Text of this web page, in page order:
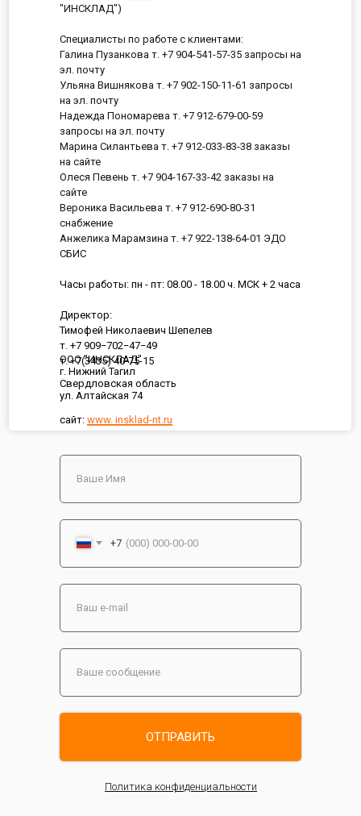
ООО "ИНСКЛАД"
г. Нижний Тагил
Свердловская область
ул. Алтайская 74
сайт: www. insklad-nt.ru
"ИНСКЛАД")
Специалисты по работе с клиентами:
Галина Пузанкова т. +7 904-541-57-35 запросы на
эл. почту
Ульяна Вишнякова т. +7 902-150-11-61 запросы
на эл. почту
Надежда Пономарева т. +7 912-679-00-59
запросы на эл. почту
Марина Силантьева т. +7 912-033-83-38 заказы
на сайте
Олеся Певень т. +7 904-167-33-42 заказы на
сайте
Вероника Васильева т. +7 912-690-80-31
снабжение
Анжелика Марамзина т. +7 922-138-64-01 ЭДО
СБИС
Часы работы: пн - пт: 08.00 - 18.00 ч. МСК + 2 часа
Директор:
Тимофей Николаевич Шепелев
т. +7 909−702−47−49
т. +7(3435) 40-75-15
+7
ОТПРАВИТЬ
Политика конфиденциальности